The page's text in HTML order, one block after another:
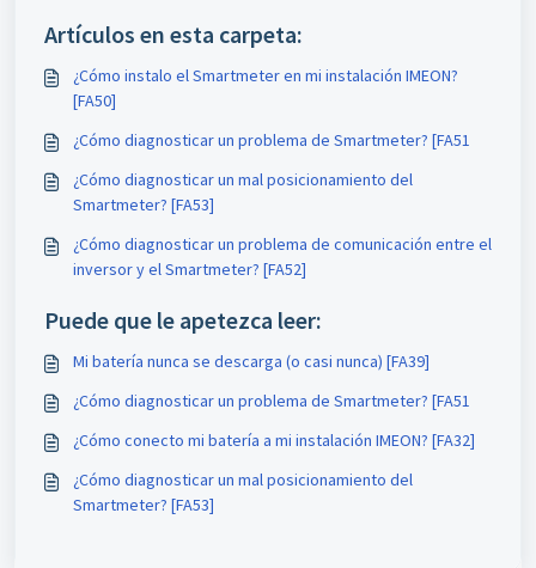
Artículos en esta carpeta:
¿Cómo instalo el Smartmeter en mi instalación IMEON?
[FA50]
¿Cómo diagnosticar un problema de Smartmeter? [FA51
¿Cómo diagnosticar un mal posicionamiento del
Smartmeter? [FA53]
¿Cómo diagnosticar un problema de comunicación entre el
inversor y el Smartmeter? [FA52]
Puede que le apetezca leer:
Mi batería nunca se descarga (o casi nunca) [FA39]
¿Cómo diagnosticar un problema de Smartmeter? [FA51
¿Cómo conecto mi batería a mi instalación IMEON? [FA32]
¿Cómo diagnosticar un mal posicionamiento del
Smartmeter? [FA53]